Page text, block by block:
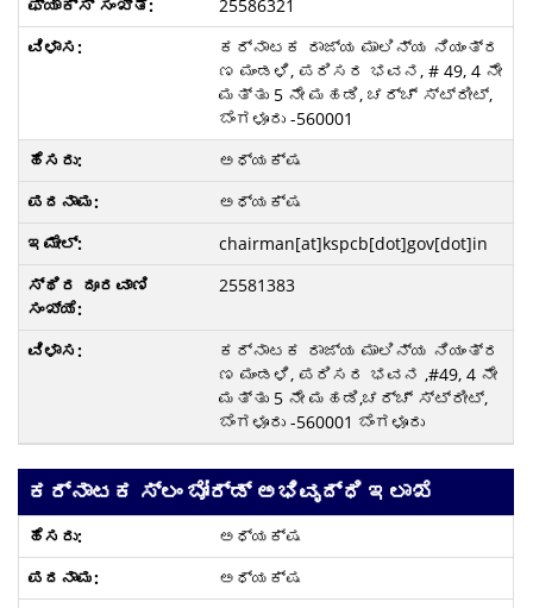
25586321
ಕರ್ನಾಟಕ ರಾಜ್ಯ ಮಾಲಿನ್ಯ ನಿಯಂತ್ರ
ಣ ಮಂಡಳಿ, ಪರಿಸರ ಭವನ, # 49, 4 ನೇ
ಮತ್ತು 5 ನೇ ಮಹಡಿ, ಚರ್ಚ್ ಸ್ಟ್ರೀಟ್,
ಬೆಂಗಳೂರು -560001
ಅಧ್ಯಕ್ಷ
ಅಧ್ಯಕ್ಷ
chairman[at]kspcb[dot]gov[dot]in
25581383
ಕರ್ನಾಟಕ ರಾಜ್ಯ ಮಾಲಿನ್ಯ ನಿಯಂತ್ರ
ಣ ಮಂಡಳಿ, ಪರಿಸರ ಭವನ ,#49, 4 ನೇ
ಮತ್ತು 5 ನೇ ಮಹಡಿ,ಚರ್ಚ್ ಸ್ಟ್ರೀಟ್,
ಬೆಂಗಳೂರು -560001 ಬೆಂಗಳೂರು
ಕರ್ನಾಟಕ ಸ್ಲಂ ಬೋರ್ಡ್ ಅಭಿವೃದ್ಧಿ ಇಲಾಖೆ
ಅಧ್ಯಕ್ಷ
ಅಧ್ಯಕ್ಷ